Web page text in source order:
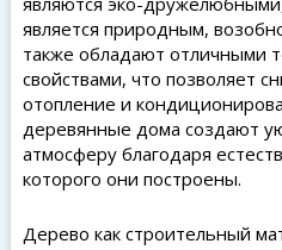
является природным,
также обладают отличными
свойствами, что позволяет
отопление и
деревянные дома создают
атмосферу благодаря
которого они построены.
Дерево как строительный